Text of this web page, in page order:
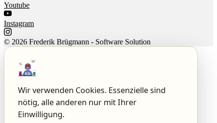
Youtube
Instagram
© 2026 Frederik Brügmann - Software Solution
Wir verwenden Cookies. Essenzielle sind
nötig, alle anderen nur mit Ihrer
Einwilligung.